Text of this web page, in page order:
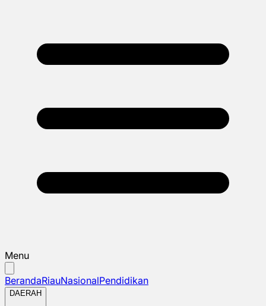
Menu
BerandaRiauNasionalPendidikan
DAERAH